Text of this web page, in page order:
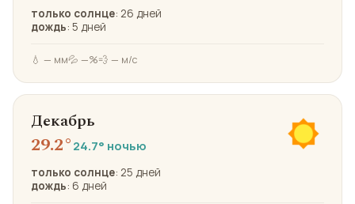
только солнце: 26 дней
дождь: 5 дней
💧 — мм💦 —%💨 — м/с
Декабрь
29.2°24.7° ночью
только солнце: 25 дней
дождь: 6 дней